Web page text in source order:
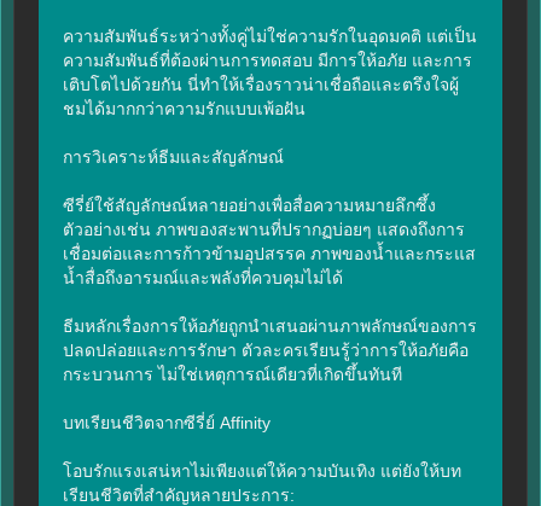
ความสัมพันธ์ระหว่างทั้งคู่ไม่ใช่ความรักในอุดมคติ แต่เป็น
ความสัมพันธ์ที่ต้องผ่านการทดสอบ มีการให้อภัย และการ
เติบโตไปด้วยกัน นี่ทำให้เรื่องราวน่าเชื่อถือและตรึงใจผู้
ชมได้มากกว่าความรักแบบเพ้อฝัน
การวิเคราะห์ธีมและสัญลักษณ์
ซีรี่ย์ใช้สัญลักษณ์หลายอย่างเพื่อสื่อความหมายลึกซึ้ง
ตัวอย่างเช่น ภาพของสะพานที่ปรากฏบ่อยๆ แสดงถึงการ
เชื่อมต่อและการก้าวข้ามอุปสรรค ภาพของน้ำและกระแส
น้ำสื่อถึงอารมณ์และพลังที่ควบคุมไม่ได้
ธีมหลักเรื่องการให้อภัยถูกนำเสนอผ่านภาพลักษณ์ของการ
ปลดปล่อยและการรักษา ตัวละครเรียนรู้ว่าการให้อภัยคือ
กระบวนการ ไม่ใช่เหตุการณ์เดียวที่เกิดขึ้นทันที
บทเรียนชีวิตจากซีรี่ย์ Affinity
โอบรักแรงเสน่หาไม่เพียงแต่ให้ความบันเทิง แต่ยังให้บท
เรียนชีวิตที่สำคัญหลายประการ: